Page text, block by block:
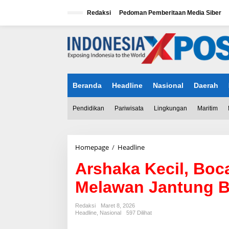
Redaksi Pedoman Pemberitaan Media Siber
Beranda Headline Nasional Daerah
Pendidikan Pariwisata Lingkungan Maritim
Homepage / Headline
s
h
K
Arshaka Kecil,
Melawan Jantung
Redaksi
Maret 8, 2026
Headline
Nasional 597 Dilihat